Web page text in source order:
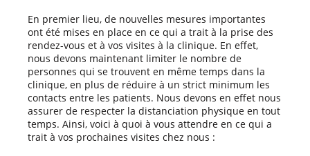
En premier lieu, de nouvelles mesures importantes
ont été mises en place en ce qui a trait à la prise des
rendez-vous et à vos visites à la clinique. En effet,
nous devons maintenant limiter le nombre de
personnes qui se trouvent en même temps dans la
clinique, en plus de réduire à un strict minimum les
contacts entre les patients. Nous devons en effet nous
assurer de respecter la distanciation physique en tout
temps. Ainsi, voici à quoi à vous attendre en ce qui a
trait à vos prochaines visites chez nous :